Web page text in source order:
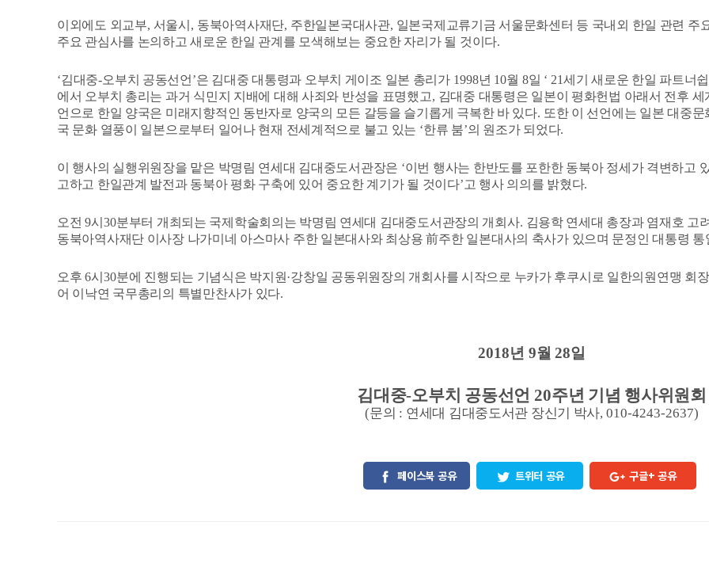
이외에도 외교부, 서울시 , 동북아역사재단, 주한일본국대사관, 일본국제교류기금 서울문화센터 등 국내외 한일 관련 주
주요 관심사를 논의하고 새로운 한일 관계를 모색해보는 중요한 자리가 될 것이다.
‘김대중-오부치 공동선언 ’은 김대중 대통령과 오부치 게이조 일본 총리가 1998년 10월 8일 ‘ 21세기 새로운 한일 파트너
에서 오부치 총리는 과거 식민지 지배에 대해 사죄와 반성을 표명했고, 김대중 대통령은 일본이 평화헌법 아래서 전후
언으로 한일 양국은 미래지향적인 동반자로 양국의 모든 갈등을 슬기롭게 극복한 바 있다. 또한 이 선언에는 일본 대중
국 문화 열풍이 일본으로부터 일어나 현재 전세계적으로 불고 있는 ‘한류 붐’의 원조가 되었다.
이 행사의 실행위원장을 맡은 박명림 연세대 김대중도서관장은 ‘이번 행사는 한반도를 포한한 동북아 정세가 격변하고
고하고 한일관계 발전과 동북아 평화 구축에 있어 중요한 계기가 될 것이다’고 행사 의의를 밝혔다.
오전9시 30분부터 개최되는 국제학술회의는 박명림 연세대 김대중도서관장의 개회사. 김용학 연세대 총장과 염재호 고
동북아역사재단 이사장 나가미네 아스마사 주한 일본대사와 최상용前주한 일본대사의 축사가 있으며 문정인 대통령
오후6시 30분에 진행되는 기념식은 박지원·강창일 공동위원장의 개회사를 시작으로 누카가 후쿠시로 일한의원연맹 회
어 이낙연 국무총리의 특별만찬사가 있다.
2018년 9월28일
김대중-오부치 공동선언 20주년 기념 행사위원회
(문의 : 연세대 김대중도서관 장신기 박사, 010-4243-2637)
페이스북 공유 트위터 공유 구글+ 공유